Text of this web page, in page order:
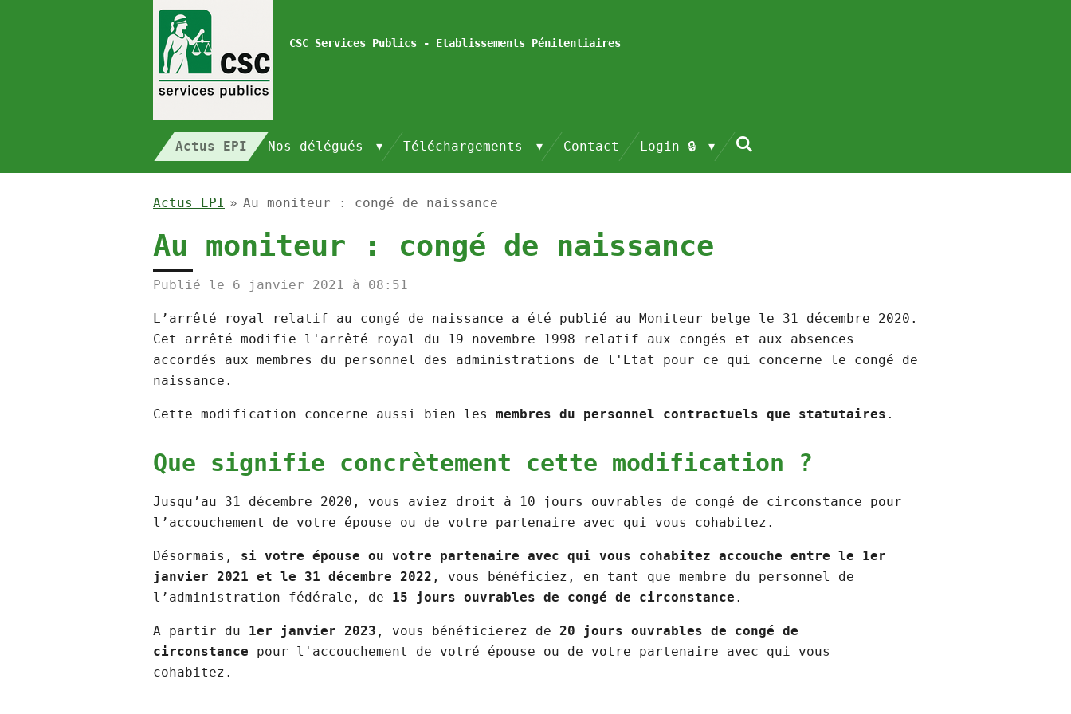
CSC Services Publics - Etablissements Pénitentiaires
Actus EPI Nos délégués Téléchargements Contact Login 🔒
Actus EPI » Au moniteur : congé de naissance
Au moniteur : congé de naissance
Publié le 6 janvier 2021 à 08:51
L’arrêté royal relatif au congé de naissance a été publié au Moniteur belge le 31 décembre 2020.
Cet arrêté modifie l'arrêté royal du 19 novembre 1998 relatif aux congés et aux absences
accordés aux membres du personnel des administrations de l'Etat pour ce qui concerne le congé de
naissance.
Cette modification concerne aussi bien les membres du personnel contractuels que statutaires .
Que signifie concrètement cette modification ?
Jusqu’au 31 décembre 2020, vous aviez droit à 10 jours ouvrables de congé de circonstance pour
l’accouchement de votre épouse ou de votre partenaire avec qui vous cohabitez.
Désormais, si votre épouse ou votre partenaire avec qui vous cohabitez accouche entre le 1er
janvier 2021 et le 31 décembre 2022 , vous bénéficiez, en tant que membre du personnel de
l’administration fédérale, de 15 jours ouvrables de congé de circonstance .
A partir du 1er janvier 2023 , vous bénéficierez de 20 jours ouvrables de congé de
circonstance pour l'accouchement de votré épouse ou de votre partenaire avec qui vous
cohabitez.